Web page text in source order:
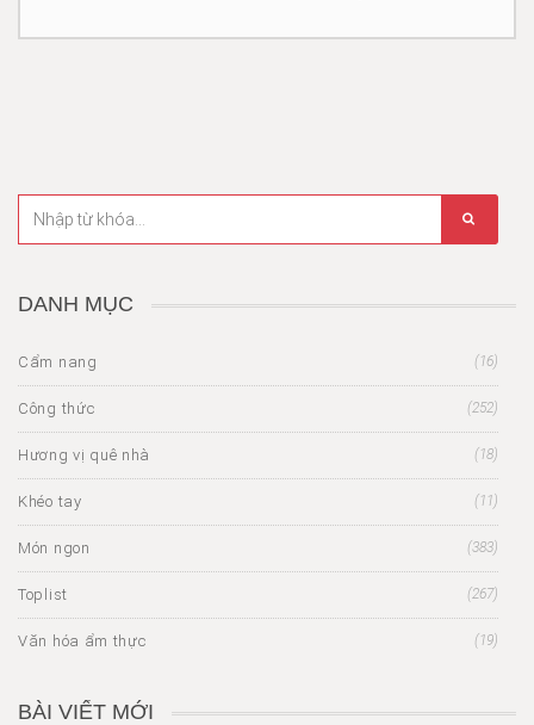
DANH MỤC
Cẩm nang (16)
Công thức (252)
Hương vị quê nhà (18)
Khéo tay (11)
Món ngon (383)
Toplist (267)
Văn hóa ẩm thực (19)
BÀI VIẾT MỚI